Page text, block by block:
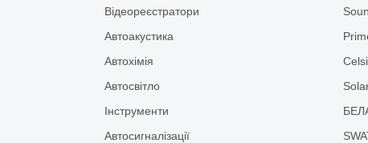
Відеореєстратори
Автоакустика
Автохімія
Автосвітло
Інструменти
Автосигналізації